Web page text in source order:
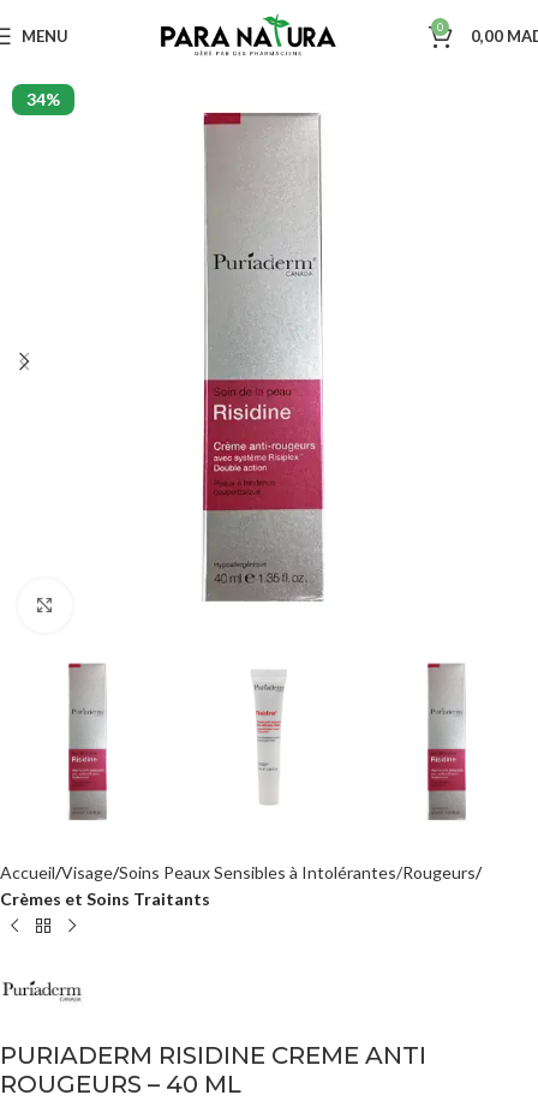
MENU 0 0,00
34%
Accueil Visage Soins Peaux Sensibles à Intolérantes/Rougeurs
Crèmes et Soins Traitants
PURIADERM RISIDINE CREME ANTI
ROUGEURS – 40 ML